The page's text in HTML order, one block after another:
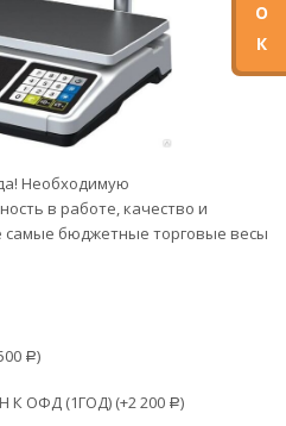
Необходимую
в работе, качество и
самые бюджетные торговые весы
Р)
ОФД (1ГОД) (+2 200 Р)
О
К